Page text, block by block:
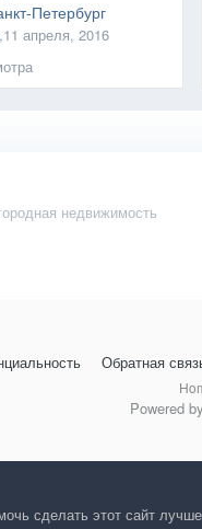
Петербург
11 апреля, 2016
недвижимость
Обратная
Powered
сделать этот сайт